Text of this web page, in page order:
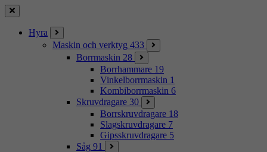
Stäng
Hyra
Maskin och verktyg 433
Borrmaskin 28
Borrhammare 19
Vinkelborrmaskin 1
Kombiborrmaskin 6
Skruvdragare 30
Borrskruvdragare 18
Slagskruvdragare 7
Gipsskruvdragare 5
Såg 91